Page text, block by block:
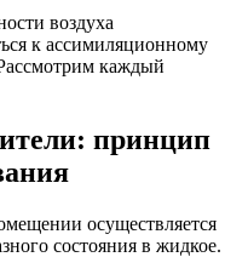
воздуха
к ассимиляционному
каждый
принцип
осуществляется
состояния в жидкое.